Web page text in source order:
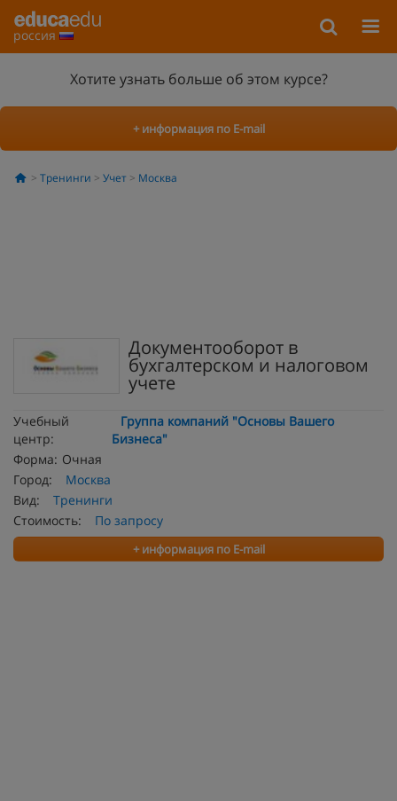
россия
Хотите узнать больше об этом курсе?
+ информация по E-mail
Тренинги Учет Москва
Документооборот в
бухгалтерском и налоговом
учете
Учебный
центр:
Группа компаний "Основы Вашего
Бизнеса"
Форма: Очная
Город:
Москва
Вид:
Тренинги
Стоимость:
По запросу
+ информация по E-mail